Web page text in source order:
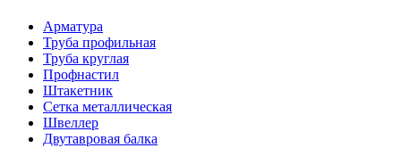
Арматура
Труба профильная
Труба круглая
Профнастил
Штакетник
Сетка металлическая
Швеллер
Двутавровая балка